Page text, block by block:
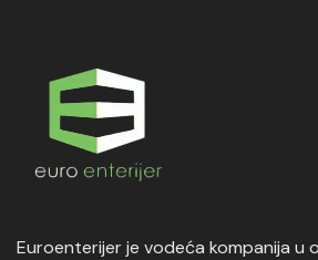
Euroenterijer je vodeća kompanija u